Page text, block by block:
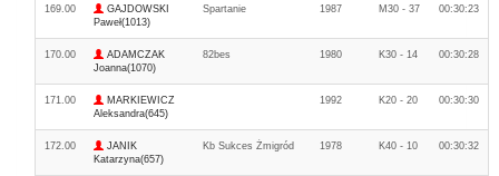
169.00
GAJDOWSKI
Paweł(1013)
Spartanie 1987 M30 - 37 00:30:23
170.00
ADAMCZAK
Joanna(1070)
82bes 1980 K30 - 14 00:30:28
171.00
MARKIEWICZ
Aleksandra(645)
1992 K20 - 20 00:30:30
172.00
JANIK
Katarzyna(657)
Kb Sukces Żmigród 1978 K40 - 10 00:30:32